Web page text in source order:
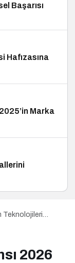
Başarısı
Hafızasına
Marka
Teknolojileri
2026